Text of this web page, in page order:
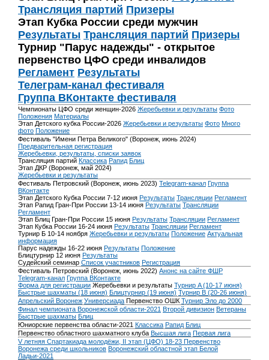
Трансляция партий Призеры
Этап Кубка России среди мужчин
Результаты Трансляция партий Призеры
Турнир "Парус надежды" - открытое
первенство ЦФО среди инвалидов
Регламент Результаты
Телеграм-канал фестиваля
Группа ВКонтакте фестиваля
Чемпионаты ЦФО среди женщин-2026 Жеребьевки и результаты Фото
Положения Материалы
Этап Детского кубка России-2026 Жеребьевки и результаты Фото Много
фото Положение
Фестиваль "Имени Петра Великого" (Воронеж, июнь 2024)
Предварительная регистрация
Жеребьевки, результаты, списки заявок
Трансляция партий Классика Рапид Блиц
Этап ДКР (Воронеж, май 2024)
Жеребьевки и результаты
Фестиваль Петровский (Воронеж, июнь 2023) Telegram-канал Группа
ВКонтакте
Этап Детского Кубка России 7-12 июня Результаты Трансляции Регламент
Этап Рапид Гран-При России 13-14 июня Результаты Трансляции
Регламент
Этап Блиц Гран-При России 15 июня Результаты Трансляции Регламент
Этап Кубка России 16-24 июня Результаты Трансляции Регламент
Турнир Б 10-14 ноября Жеребьевки и результаты Положение Актуальная
информация
Парус надежды 16-22 июня Результаты Положение
Блицтурнир 12 июня Результаты
Судейский семинар Список участников Регистрация
Фестиваль Петровский (Воронеж, июнь 2022) Анонс на сайте ФШР
Telegram-канал Группа ВКонтакте
Форма для регистрации Жеребьевки и результаты Турнир A (10-17 июня)
Быстрые шахматы (18 июня) Блицтурнир (19 июня) Турнир B (20-26 июня)
Апрельский Воронеж Универсиада Первенство ОШК Турнир Эло до 2000
Финал чемпионата Воронежской области-2021 Второй дивизион Ветераны
Быстрые шахматы Блиц
Юниорские первенства области-2021 Классика Рапид Блиц
Первенство областного шахматного клуба Высшая лига Первая лига
V летняя Спартакиада молодёжи, II этап (ЦФО) 18-23 Первенство
Воронежа среди школьников Воронежский областной этап Белой
Ладьи-2021